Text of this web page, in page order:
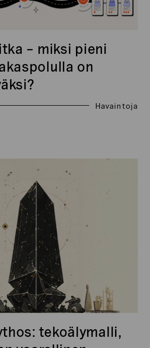
Havaintoja
– miksi pieni
on
tekoälymalli,